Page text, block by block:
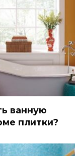
ванную
плитки?